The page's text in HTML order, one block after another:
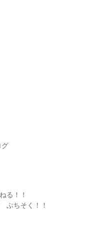
る！！
ぷちそく！！